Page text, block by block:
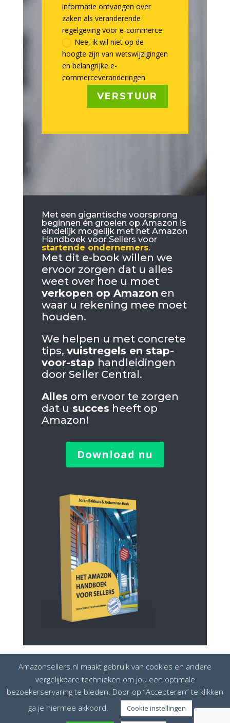
informatie ontvangen over
zaken als veranderende
regelgeving voor e-commerce
Nee, ik wil niet op de
hoogte zijn van wetswijzigingen
en belangrijke e-
commerceveranderingen
VERSTUUR
Met een gigantische voorsprong
beginnen én groeien op Amazon is
eindelijk mogelijk met het Amazon
Handboek voor Sellers voor
startende ondernemers.
Met dit e-book willen we
ervoor zorgen dat u alles
weet over hoe u moet
verkopen op Amazon en
waar u rekening mee moet
houden.
We helpen u met concrete
tips, vuistregels en stap-
voor-stap handleidingen
door Seller Central.
Alles om ervoor te zorgen
dat u succes heeft op
Amazon!
Download nu
Disclaimer Privacybeleid Cookiebeleid
Amazonsellers is onderdeel vanEuropean Seller
Amazonsellers.nl maakt gebruik van cookies en andere
vergelijkbare technieken om jou een optimale
bezoekerservaring te bieden. Door op “Accepteren” te klikken
ga je hiermee akkoord.
Cookie instellingen